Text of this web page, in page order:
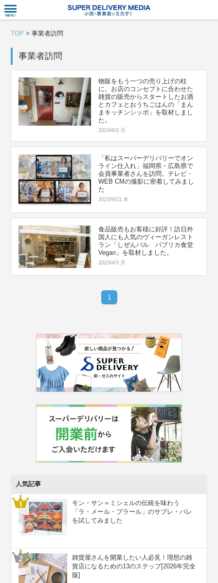
TOP >事業者訪問
事業者訪問
物販をもう一つの売り上げの柱
に。お店のコンセプトに合わせた
雑貨の販売からスタートしたお酒
とカフェとおうちごはんの「まん
まキッチンシッポ」を取材しまし
た。
2024/6/3 月
「私はスーパーデリバリーでオン
ライン仕入れ」福岡県・広島県で
会員事業者さんを訪問。テレビ・
WEB CMの撮影に密着してみまし
た
2023/9/21 木
食品販売もお客様に好評！訪日外
国人にも人気のヴィーガンレスト
ラン「しぜんバル パプリカ食堂
Vegan」を取材しました。
2023/4/3 月
1
人気記事
モン・サン＝ミシェルの伝統を味わう
「ラ・メール・プラール」のサブレ・パレ
を試してみました
雑貨屋さんを開業したい人必見！理想の雑
貨店になるための13のステップ[2026年完全
版]